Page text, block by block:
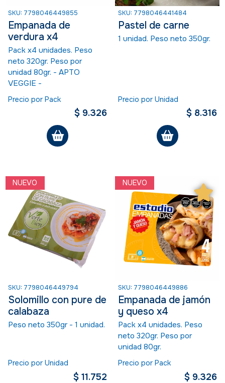
SKU: 7798046449855
Empanada de
verdura x4
Pack x4 unidades. Peso
neto 320gr. Peso por
unidad 80gr. - APTO
VEGGIE -
Precio por Pack
$ 9.326
SKU: 7798046441484
Pastel de carne
1 unidad. Peso neto 350gr.
Precio por Unidad
$ 8.316
NUEVO
SKU: 7798046449794
Solomillo con pure de
calabaza
Peso neto 350gr - 1 unidad.
Precio por Unidad
$ 11.752
NUEVO
SKU: 7798046449886
Empanada de jamón
y queso x4
Pack x4 unidades. Peso
neto 320gr. Peso por
unidad 80gr.
Precio por Pack
$ 9.326